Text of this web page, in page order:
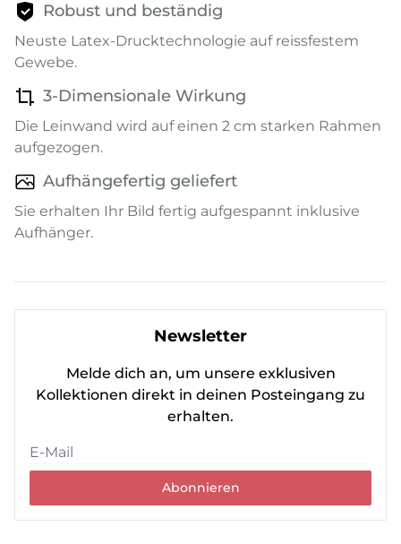
Robust und beständig
Neuste Latex-Drucktechnologie auf reissfestem
Gewebe.
3-Dimensionale Wirkung
Die Leinwand wird auf einen 2 cm starken Rahmen
aufgezogen.
Aufhängefertig geliefert
Sie erhalten Ihr Bild fertig aufgespannt inklusive
Aufhänger.
Newsletter
Melde dich an, um unsere exklusiven
Kollektionen direkt in deinen Posteingang zu
erhalten.
Abonnieren